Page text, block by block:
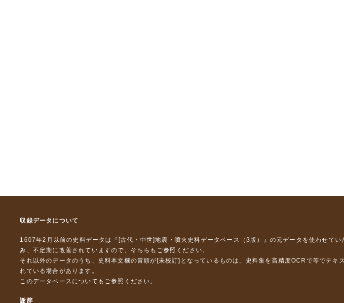
収録データについて
1607年2月以前の史料データは『 [古代・中世]地震・噴火史料データベース（β版）』 の元データを使わせて
み、不定期に改善されていますので、 そちら もご参照ください。
それ以外のデータのうち、史料本文欄の冒頭が[未校訂]となっているものは、史料集を高精度OCRで等でテ
れている場合があります。
このデータベースについて もご参照ください。
謝辞